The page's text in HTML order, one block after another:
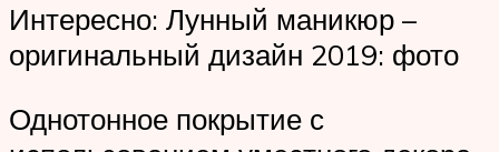
Интересно: Лунный маникюр –
оригинальный дизайн 2019: фото
Однотонное покрытие с